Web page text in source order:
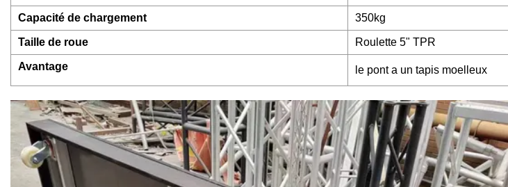
Capacité de chargement 350kg
Taille de roue Roulette 5" TPR
Avantage le pont a un tapis moelleux